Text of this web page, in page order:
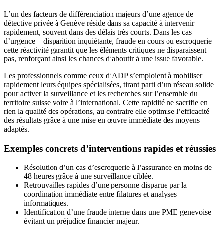
L’un des facteurs de différenciation majeurs d’une agence de
détective privée à Genève réside dans sa capacité à intervenir
rapidement, souvent dans des délais très courts. Dans les cas
d’urgence – disparition inquiétante, fraude en cours ou escroquerie –
cette réactivité garantit que les éléments critiques ne disparaissent
pas, renforçant ainsi les chances d’aboutir à une issue favorable.
Les professionnels comme ceux d’ADP s’emploient à mobiliser
rapidement leurs équipes spécialisées, tirant parti d’un réseau solide
pour activer la surveillance et les recherches sur l’ensemble du
territoire suisse voire à l’international. Cette rapidité ne sacrifie en
rien la qualité des opérations, au contraire elle optimise l’efficacité
des résultats grâce à une mise en œuvre immédiate des moyens
adaptés.
Exemples concrets d’interventions rapides et réussies
Résolution d’un cas d’escroquerie à l’assurance en moins de
48 heures grâce à une surveillance ciblée.
Retrouvailles rapides d’une personne disparue par la
coordination immédiate entre filatures et analyses
informatiques.
Identification d’une fraude interne dans une PME genevoise
évitant un préjudice financier majeur.